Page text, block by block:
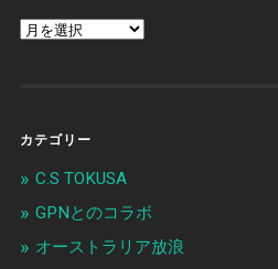
カテゴリー
C.S TOKUSA
GPNとのコラボ
オーストラリア放浪